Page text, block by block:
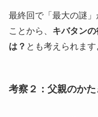
最終回で「最大の謎
ことから、 キバタン
は？ とも考えられます
考察２：父親のか